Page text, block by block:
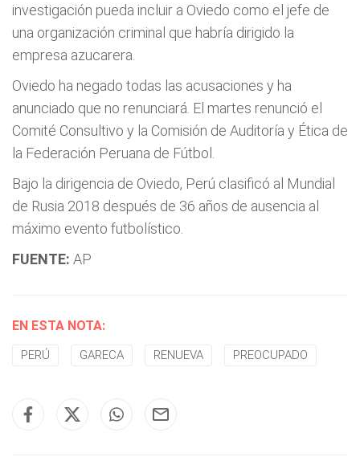
investigación pueda incluir a Oviedo como el jefe de
una organización criminal que habría dirigido la
empresa azucarera.
Oviedo ha negado todas las acusaciones y ha
anunciado que no renunciará. El martes renunció el
Comité Consultivo y la Comisión de Auditoría y Ética de
la Federación Peruana de Fútbol.
Bajo la dirigencia de Oviedo, Perú clasificó al Mundial
de Rusia 2018 después de 36 años de ausencia al
máximo evento futbolístico.
FUENTE: AP
EN ESTA NOTA:
PERÚ GARECA RENUEVA PREOCUPADO